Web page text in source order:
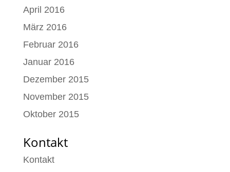
April 2016
März 2016
Februar 2016
Januar 2016
Dezember 2015
November 2015
Oktober 2015
Kontakt
Kontakt